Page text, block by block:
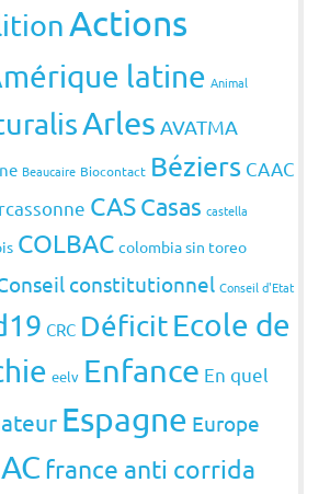
Actions
latine Animal
Arles AVATMA
Beaucaire Biocontact Béziers CAAC
CASCasas castella
COLBAC colombia sin toreo
constitutionnel Conseil d'Etat
CRC DéficitEcole de
eelv Enfance En quel
Espagne Europe
france anti corrida